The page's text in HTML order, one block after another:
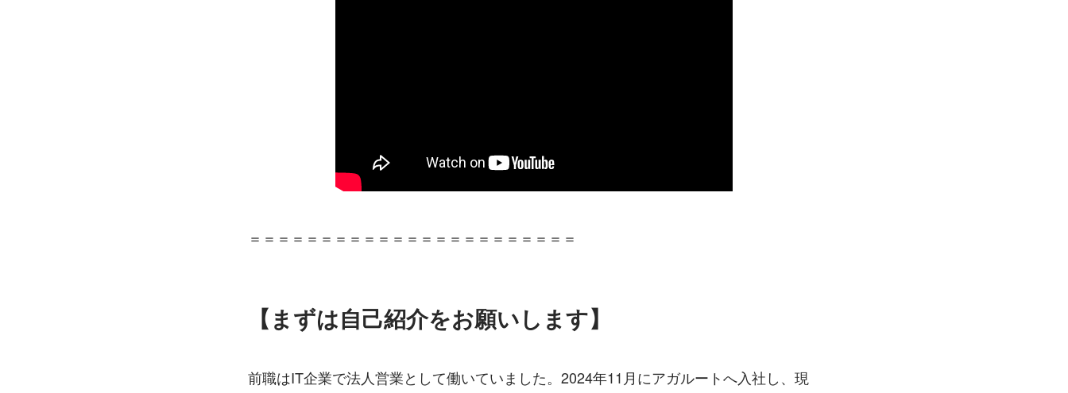
＝＝＝＝＝＝＝＝＝＝＝＝＝＝＝＝＝＝＝＝＝＝＝
【まずは自己紹介をお願いします】
前職はIT企業で法人営業として働いていました。2024年11月にアガルートへ入社し、現